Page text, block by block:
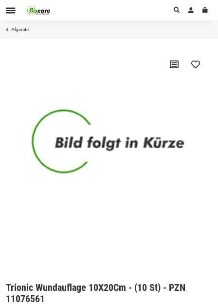
Alginate
Trionic Wundauflage 10X20Cm - (10 St) - PZN
11076561